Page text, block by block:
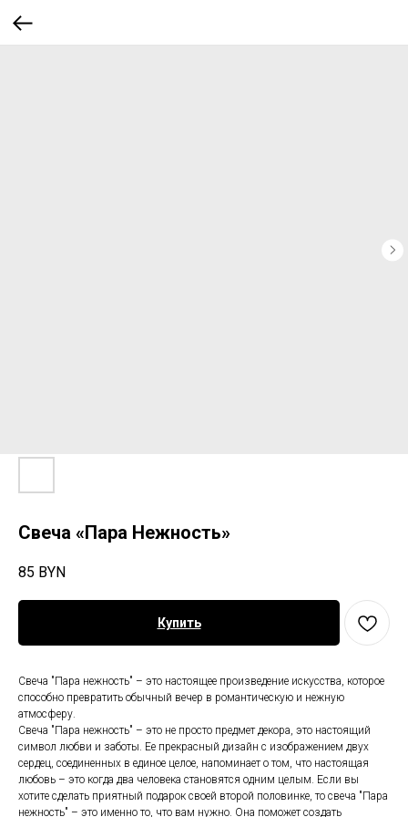
Свеча «Пара Нежность»
85 BYN
Купить
Свеча "Пара нежность" – это настоящее произведение искусства, которое
способно превратить обычный вечер в романтическую и нежную
атмосферу.
Свеча "Пара нежность" – это не просто предмет декора, это настоящий
символ любви и заботы. Ее прекрасный дизайн с изображением двух
сердец, соединенных в единое целое, напоминает о том, что настоящая
любовь – это когда два человека становятся одним целым. Если вы
хотите сделать приятный подарок своей второй половинке, то свеча "Пара
нежность" – это именно то, что вам нужно. Она поможет создать